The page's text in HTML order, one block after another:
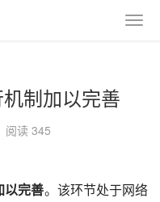
制加以完善
阅读 345
以完善。该环节处于网络